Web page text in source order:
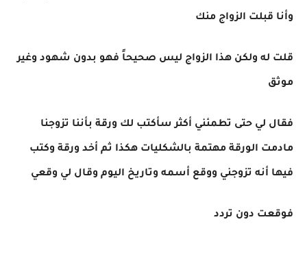
وأنا قبلت الزواج منك
قلت له ولكن هذا الزواج ليس صحيحاً فهو بدون شهود وغير
موثق
فقال لي حتى تطمئني أكثر سأكتب لك ورقة بأننا تزوجنا
مادمت الورقة مهتمة بالشكليات هكذا ثم أخد ورقة وكتب
فيها أنه تزوجني ووقع أسمه وتاريخ اليوم وقال لي وقعي
فوقعت دون تردد